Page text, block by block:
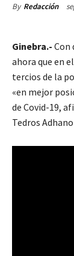
By Redacción
Ginebra.- Con
ahora que en
tercios de la
«en mejor
de Covid-19,
Tedros